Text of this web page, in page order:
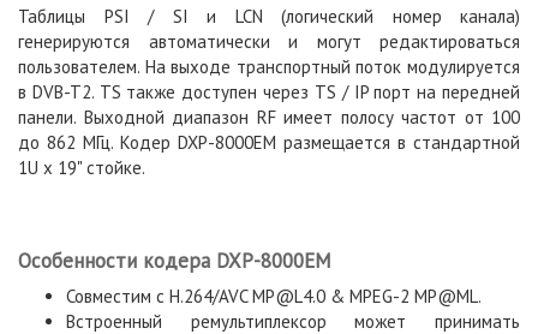
Таблицы PSI / SI и LCN (логический номер канала)
генерируются автоматически и могут редактироваться
пользователем. На выходе транспортный поток модулируется
в DVB-T2. TS также доступен через TS / IP порт на передней
панели. Выходной диапазон RF имеет полосу частот от 100
до 862 МГц. Кодер DXP-8000EM размещается в стандартной
1U х 19" стойке.
Особенности кодера DXP-8000EM
Совместим с H.264/AVC MP@L4.0 & MPEG-2 MP@ML.
Встроенный ремультиплексор может принимать